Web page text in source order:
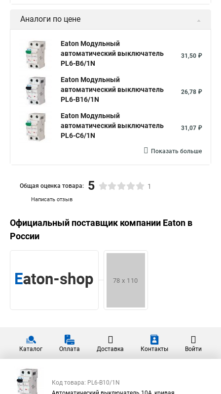
Аналоги по цене
Eaton Модульный
автоматический выключатель
PL6-B6/1N
31,50 ₽
Eaton Модульный
автоматический выключатель
PL6-B16/1N
26,78 ₽
Eaton Модульный
автоматический выключатель
PL6-C6/1N
31,07 ₽
Показать больше
Написать отзыв
Общая оценка товара: 5 1
Официальный поставщик компании Eaton в
России
Каталог Оплата Доставка Контакты Войти
Код товара: PL6-B10/1N